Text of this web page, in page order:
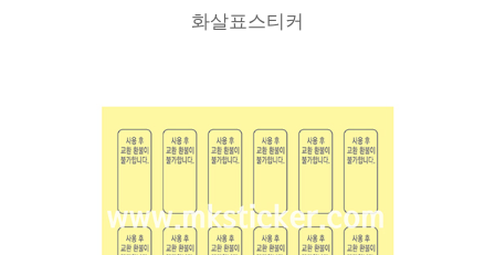
화살표스티커